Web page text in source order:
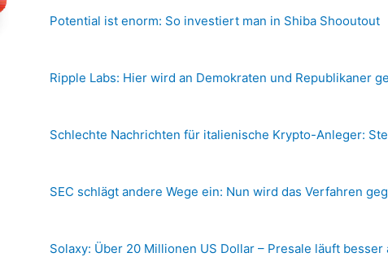
Potential ist enorm: So investiert man in Shiba Shooutout
Ripple Labs: Hier wird an Demokraten und Republikaner
Schlechte Nachrichten für italienische Krypto-Anleger:
SEC schlägt andere Wege ein: Nun wird das Verfahren
Solaxy: Über 20 Millionen US Dollar – Presale läuft